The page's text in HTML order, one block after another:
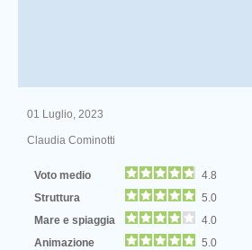
01 Luglio, 2023
Claudia Cominotti
Voto medio
4.8
Struttura
5.0
Mare e spiaggia
4.0
Animazione
5.0